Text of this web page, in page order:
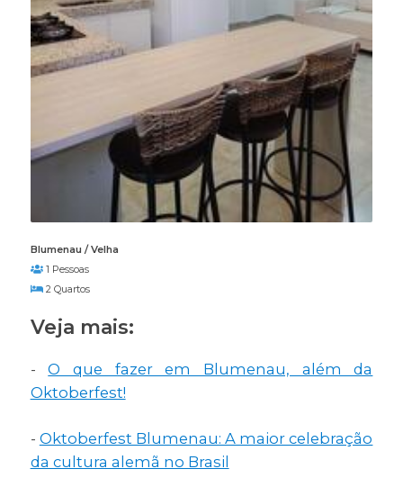
Blumenau / Velha
1 Pessoas
2 Quartos
Veja mais:
-O que fazer em Blumenau, além da
Oktoberfest!
- Oktoberfest Blumenau: A maior celebração
da cultura alemã no Brasil